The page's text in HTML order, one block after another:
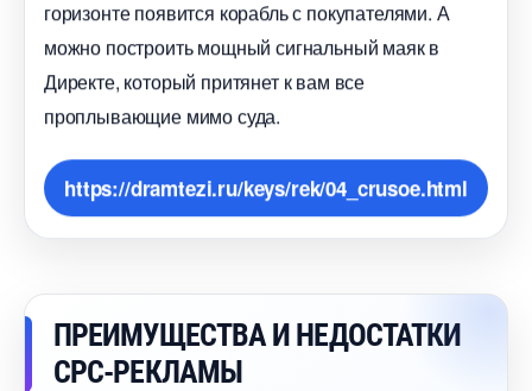
оризонте появится корабль с покупателями. А
можно построить мощный сигнальный маяк
Директе, который притянет к вам все
проплывающие мимо суда.
https://dramtezi.ru/keys/rek/04_crusoe.html
ПРЕИМУЩЕСТВА И НЕДОСТАТКИ
CPC-РЕКЛАМЫ